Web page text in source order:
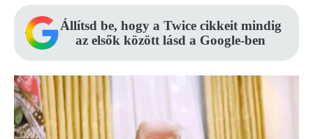
Állítsd be, hogy a Twice cikkeit mindig
az elsők között lásd a Google-ben